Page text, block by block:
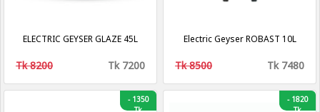
ELECTRIC GEYSER GLAZE 45L
Tk 8200 Tk 7200
Electric Geyser ROBAST 10L
Tk 8500 Tk 7480
-1350
-1820